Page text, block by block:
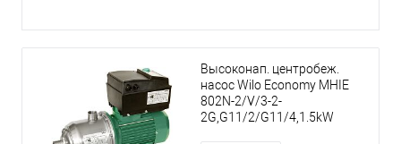
Высоконап. центробеж.
насос Wilo Economy MHIE
802N-2/V/3-2-
2G,G11/2/G11/4,1.5kW